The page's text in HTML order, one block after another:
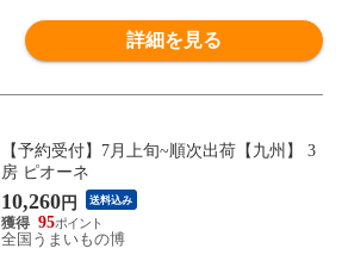
詳細を見る
【予約受付】7月上旬~順次出荷【九州】 3
房 ピオーネ
10,260円 送料込み
95
全国うまいもの博